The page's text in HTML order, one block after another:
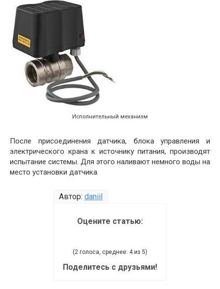
Исполнительный механизм
После присоединения датчика, блока управления и
электрического крана к источнику питания, производят
испытание системы. Для этого наливают немного воды на
место установки датчика.
Автор: daniil
Оцените статью:
(2 голоса, среднее: 4 из 5)
Поделитесь с друзьями!